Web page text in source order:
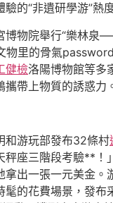
的“非遺研學游”熱
博物院舉行“樂林
里的骨氣
健檢洛陽博物館等多
攜帶上物質的誘惑力
和游玩部發布32條村
座三階段考驗**
出一張一元美金
的花費場景，發